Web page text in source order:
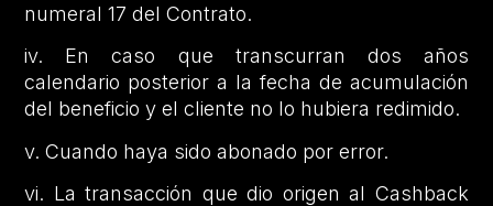
numeral 17 del Contrato.
iv. En caso que transcurran dos años
calendario posterior a la fecha de acumulación
del beneficio y el cliente no lo hubiera redimido.
v. Cuando haya sido abonado por error.
vi. La transacción que dio origen al Cashback